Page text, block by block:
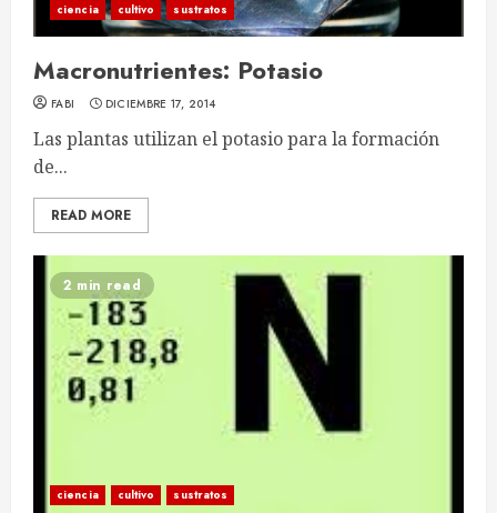
ciencia cultivo sustratos
Macronutrientes: Potasio
FABI DICIEMBRE 17, 2014
Las plantas utilizan el potasio para la formación
de...
READ MORE
2 min read
ciencia cultivo sustratos